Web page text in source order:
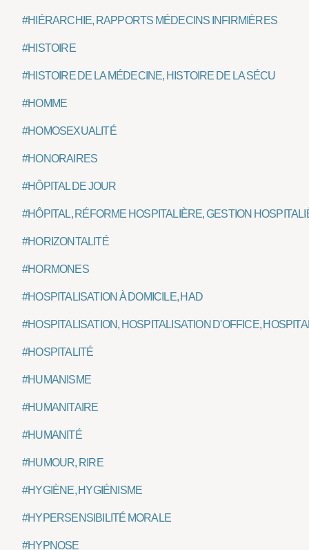
#HIÉRARCHIE, RAPPORTS MÉDECINS INFIRMIÈRES
#HISTOIRE
#HISTOIRE DE LA MÉDECINE, HISTOIRE DE LA SÉCU
#HOMME
#HOMOSEXUALITÉ
#HONORAIRES
#HÔPITAL DE JOUR
#HÔPITAL, RÉFORME HOSPITALIÈRE, GESTION
#HORIZONTALITÉ
#HORMONES
#HOSPITALISATION À DOMICILE, HAD
#HOSPITALISATION, HOSPITALISATION D'OFFICE,
#HOSPITALITÉ
#HUMANISME
#HUMANITAIRE
#HUMANITÉ
#HUMOUR, RIRE
#HYGIÈNE, HYGIÉNISME
#HYPERSENSIBILITÉ MORALE
#HYPNOSE